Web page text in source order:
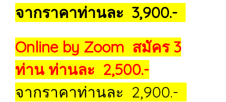
จากราคาท่านละ 3,900.-
Online by Zoom สมัคร 3
ท่าน ท่านละ 2,500.-
จากราคาท่านละ 2,900.-